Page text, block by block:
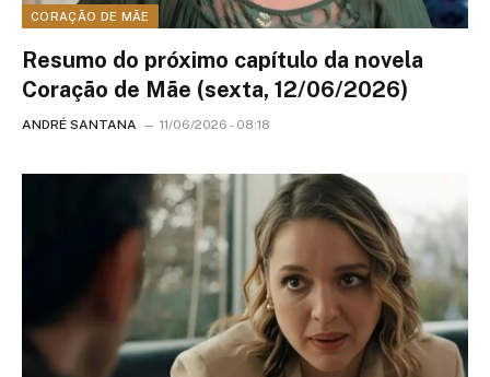
CORAÇÃO DE MÃE
Resumo do próximo capítulo da novela
Coração de Mãe (sexta, 12/06/2026)
ANDRÉ SANTANA 11/06/2026 - 08:18